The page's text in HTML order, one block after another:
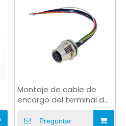
Montaje de cable de
encargo del terminal del
conector hembra del
enchufe M12
Preguntar